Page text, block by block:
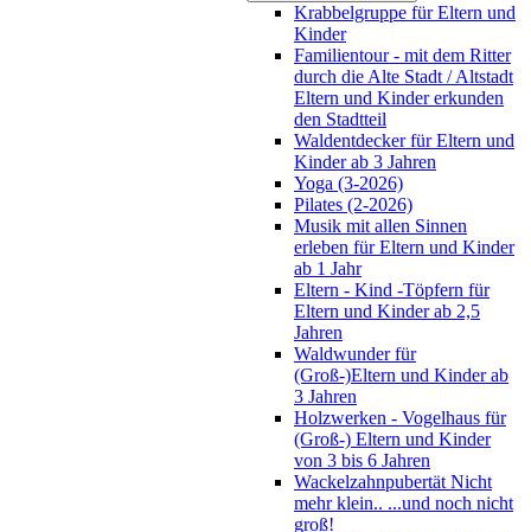
Krabbelgruppe für Eltern und
Kinder
Familientour - mit dem Ritter
durch die Alte Stadt / Altstadt
Eltern und Kinder erkunden
den Stadtteil
Waldentdecker für Eltern und
Kinder ab 3 Jahren
Yoga (3-2026)
Pilates (2-2026)
Musik mit allen Sinnen
erleben für Eltern und Kinder
ab 1 Jahr
Eltern - Kind -Töpfern für
Eltern und Kinder ab 2,5
Jahren
Waldwunder für
(Groß-)Eltern und Kinder ab
3 Jahren
Holzwerken - Vogelhaus für
(Groß-) Eltern und Kinder
von 3 bis 6 Jahren
Wackelzahnpubertät Nicht
mehr klein.. ...und noch nicht
groß!